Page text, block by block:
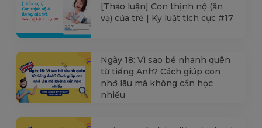
[Thảo luận] Cơn thịnh nộ (ăn
vạ) của trẻ | Kỷ luật tích cực #17
Ngày 18: Vì sao bé nhanh quên
từ tiếng Anh? Cách giúp con
nhớ lâu mà không cần học
nhiều